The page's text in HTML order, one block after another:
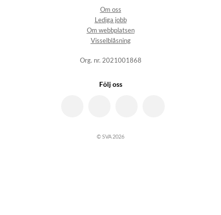
Om oss
Lediga jobb
Om webbplatsen
Visselblåsning
Org. nr. 2021001868
Följ oss
© SVA 2026